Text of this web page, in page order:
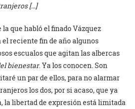
[…]
que habló el finado Vázquez
reciente fin de año algunos
escualos que agitan las albercas
bienestar. Ya los conocen. Son
un par de ellos, para no alarmar
los dos, por si acaso, que ya
la libertad de expresión está limitada